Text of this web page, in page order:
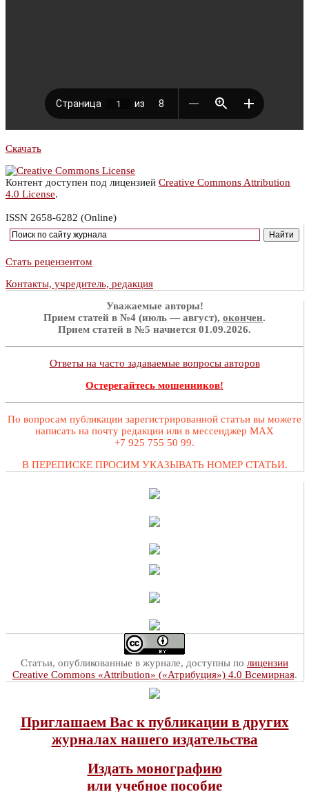
Скачать
Контент доступен под лицензией Creative Commons Attribution
4.0 License.
ISSN 2658-6282 (Online)
Стать рецензентом
Контакты, учредитель, редакция
Уважаемые авторы!
Прием статей в №4 (июль — август), окончен.
Прием статей в №5 начнется 01.09.2026.
Ответы на часто задаваемые вопросы авторов
Остерегайтесь мошенников!
По вопросам публикации зарегистрированной статьи вы можете
написать на почту редакции или в мессенджер MAX
+7 925 755 50 99.
В ПЕРЕПИСКЕ ПРОСИМ УКАЗЫВАТЬ НОМЕР СТАТЬИ.
Статьи, опубликованные в журнале, доступны по лицензии
Creative Commons «Attribution» («Атрибуция») 4.0 Всемирная.
Приглашаем Вас к публикации в других
журналах нашего издательства
Издать монографию
или учебное пособие